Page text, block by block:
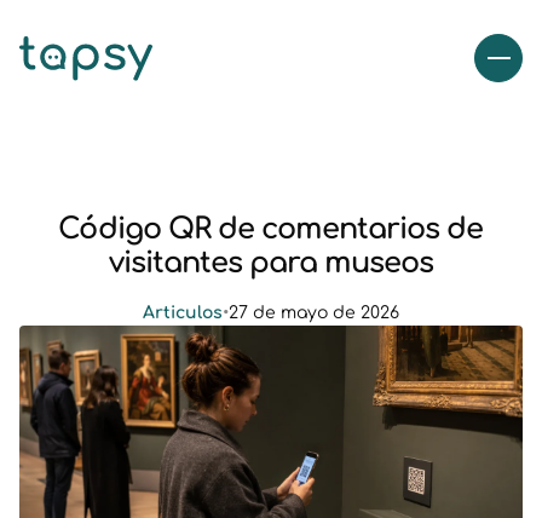
Código QR de comentarios de
visitantes para museos
Articulos•27 de mayo de 2026